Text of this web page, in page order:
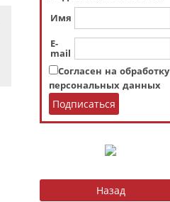
Имя
E-
mail
Согласен на обработку
персональных данных